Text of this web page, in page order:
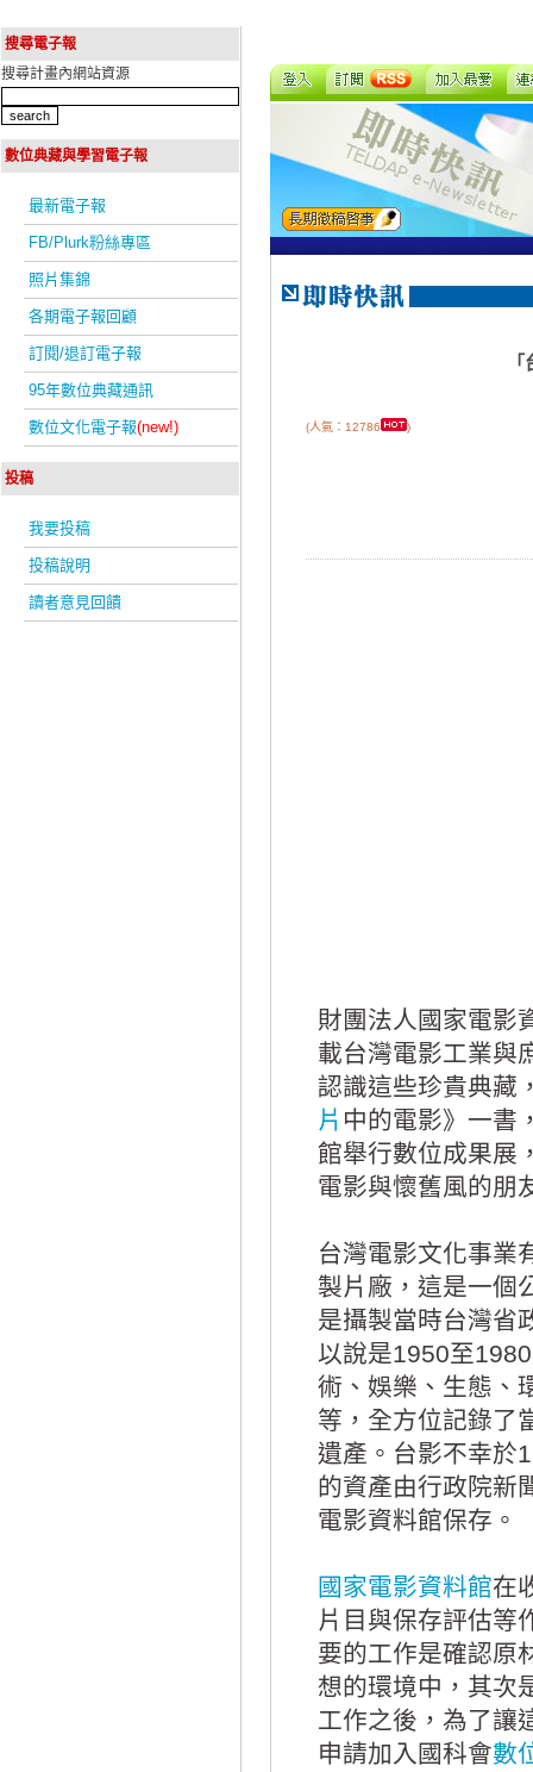
搜尋電子報
搜尋計畫內網站資源
數位典藏與學習電子報
最新電子報
FB/Plurk粉絲專區
照片集錦
各期電子報回顧
訂閱/退訂電子報
95年數位典藏通訊
數位文化電子報(new!)
投稿
我要投稿
投稿說明
讀者意見回饋
(人氣：12786 )
財團法人國家電影
載台灣電影工業與
認識這些珍貴典藏
片 中的電影》一書
館舉行數位成果展
電影與懷舊風的朋
台灣電影文化事業
製片廠，這是一個
是攝製當時台灣省
以說是1950至
術、娛樂、生態、
等，全方位記錄了
遺產。台影不幸於
的資產由行政院新
電影資料館保存。
國家電影資料館在
片目與保存評估等
要的工作是確認原
想的環境中，其次
工作之後，為了讓
申請加入國科會數